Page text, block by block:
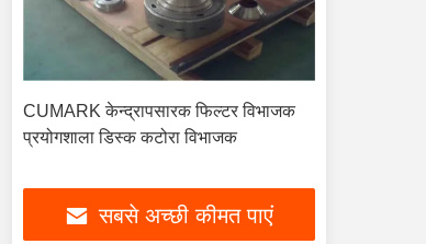
CUMARK केन्द्रापसारक फिल्टर विभाजक
प्रयोगशाला डिस्क कटोरा विभाजक
सबसे अच्छी कीमत पाएं